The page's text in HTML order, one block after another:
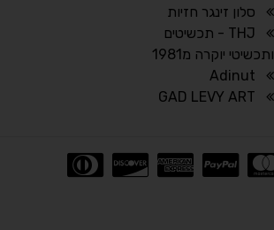
סלון זינגר חזיות
THJ - תכשיטים
ותכשיטי יוקרה מ1981